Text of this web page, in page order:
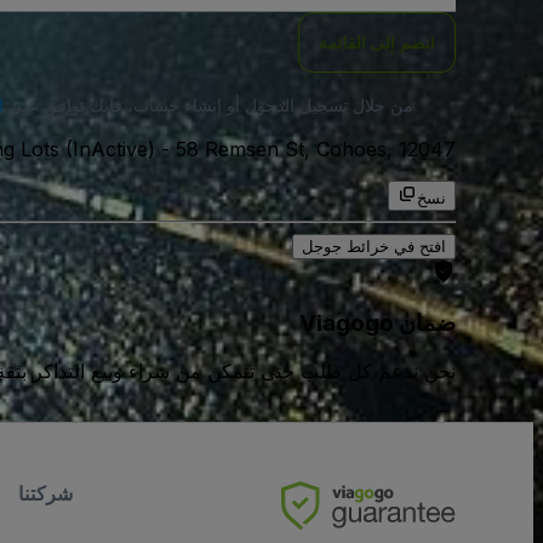
انضم إلى القائمة
من خلال تسجيل الدخول أو إنشاء حساب، فإنك توافق على
Lots (InActive) - 58 Remsen St, Cohoes, 12047, الولايات المتحدة الامريكية
نسخ
افتح في خرائط جوجل
ضمان Viagogo
نحن ندعم كل طلب حتى تتمكن من شراء وبيع التذاكر بثقة
شركتنا